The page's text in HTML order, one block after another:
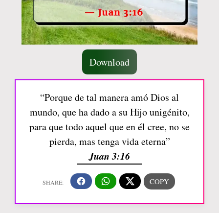
Download
“Porque de tal manera amó Dios al
mundo, que ha dado a su Hijo unigénito,
para que todo aquel que en él cree, no se
pierda, mas tenga vida eterna”
Juan 3:16